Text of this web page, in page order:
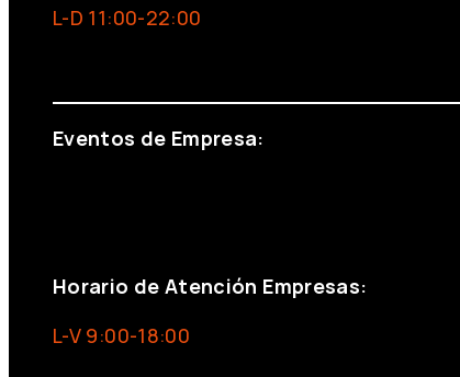
L-D 11:00-22:00
Eventos de Empresa:
Horario de Atención Empresas:
L-V 9:00-18:00